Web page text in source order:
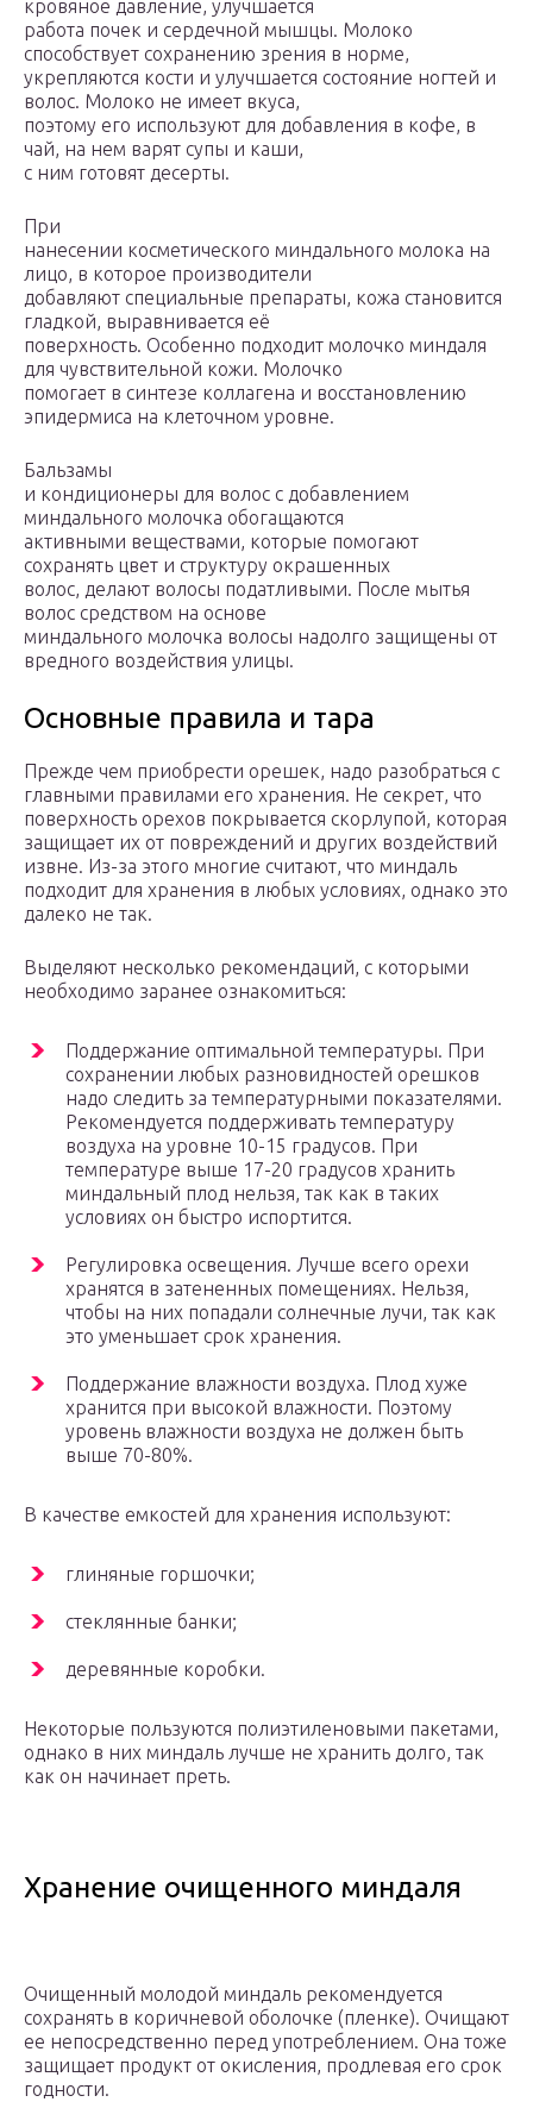
кровяное давление, улучшается
работа почек и сердечной мышцы. Молоко
способствует сохранению зрения в норме,
укрепляются кости и улучшается состояние ногтей и
волос. Молоко не имеет вкуса,
поэтому его используют для добавления в кофе, в
чай, на нем варят супы и каши,
с ним готовят десерты.
При
нанесении косметического миндального молока на
лицо, в которое производители
добавляют специальные препараты, кожа становится
гладкой, выравнивается её
поверхность. Особенно подходит молочко миндаля
для чувствительной кожи. Молочко
помогает в синтезе коллагена и восстановлению
эпидермиса на клеточном уровне.
Бальзамы
и кондиционеры для волос с добавлением
миндального молочка обогащаются
активными веществами, которые помогают
сохранять цвет и структуру окрашенных
волос, делают волосы податливыми. После мытья
волос средством на основе
миндального молочка волосы надолго защищены от
вредного воздействия улицы.
Основные правила и тара
Прежде чем приобрести орешек, надо разобраться с
главными правилами его хранения. Не секрет, что
поверхность орехов покрывается скорлупой, которая
защищает их от повреждений и других воздействий
извне. Из-за этого многие считают, что миндаль
подходит для хранения в любых условиях, однако это
далеко не так.
Выделяют несколько рекомендаций, с которыми
необходимо заранее ознакомиться:
Поддержание оптимальной температуры. При
сохранении любых разновидностей орешков
надо следить за температурными показателями.
Рекомендуется поддерживать температуру
воздуха на уровне 10-15 градусов. При
температуре выше 17-20 градусов хранить
миндальный плод нельзя, так как в таких
условиях он быстро испортится.
Регулировка освещения. Лучше всего орехи
хранятся в затененных помещениях. Нельзя,
чтобы на них попадали солнечные лучи, так как
это уменьшает срок хранения.
Поддержание влажности воздуха. Плод хуже
хранится при высокой влажности. Поэтому
уровень влажности воздуха не должен быть
выше 70-80%.
В качестве емкостей для хранения используют:
глиняные горшочки;
стеклянные банки;
деревянные коробки.
Некоторые пользуются полиэтиленовыми пакетами,
однако в них миндаль лучше не хранить долго, так
как он начинает преть.
Хранение очищенного миндаля
Очищенный молодой миндаль рекомендуется
сохранять в коричневой оболочке (пленке). Очищают
ее непосредственно перед употреблением. Она тоже
защищает продукт от окисления, продлевая его срок
годности.